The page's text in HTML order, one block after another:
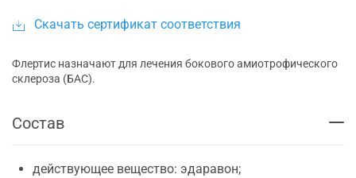
Скачать сертификат соответствия
Флертис назначают для лечения бокового амиотрофического
склероза (БАС).
Состав
действующее вещество: эдаравон;